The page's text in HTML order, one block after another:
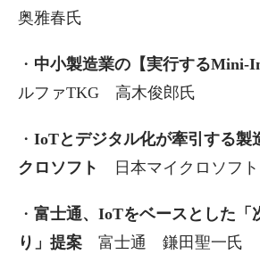
奥雅春氏
・ 中小製造業の【実行するMini-
ルファTKG 高木俊郎氏
・ IoTとデジタル化が牽引する製
クロソフト
日本マイクロソフ
・ 富士通、IoTをベースとした「
り」提案 富士通 鎌田聖一氏